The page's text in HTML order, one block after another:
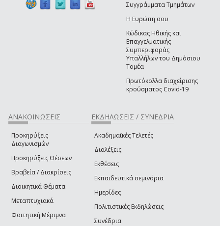
Συγγράμματα Τμημάτων
Η Ευρώπη σου
Κώδικας Ηθικής και
Επαγγελματικής
Συμπεριφοράς
Υπαλλήλων του Δημόσιου
Τομέα
Πρωτόκολλα διαχείρισης
κρούσματος Covid-19
ΑΝΑΚΟΙΝΩΣΕΙΣ
Προκηρύξεις
Διαγωνισμών
Προκηρύξεις Θέσεων
Βραβεία / Διακρίσεις
Διοικητικά Θέματα
Μεταπτυχιακά
Φοιτητική Μέριμνα
ΕΚΔΗΛΩΣΕΙΣ / ΣΥΝΕΔΡΙΑ
Ακαδημαϊκές Τελετές
Διαλέξεις
Εκθέσεις
Εκπαιδευτικά σεμινάρια
Ημερίδες
Πολιτιστικές Εκδηλώσεις
Συνέδρια